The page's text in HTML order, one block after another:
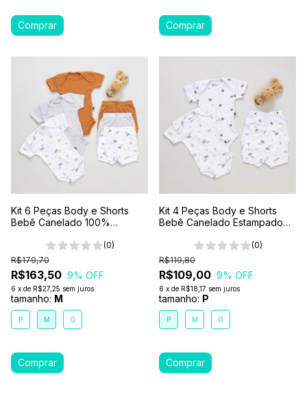
Kit 6 Peças Body e Shorts
Bebê Canelado 100%
(0)
R$163,50
R$179,70
9% OFF
6 x de R$27,25 sem juros
tamanho: M
P M G
Kit 4 Peças Body e Shorts
Bebê Canelado Estampado
(0)
R$109,00
R$119,80
9% OFF
6 x de R$18,17 sem juros
tamanho: P
P M G